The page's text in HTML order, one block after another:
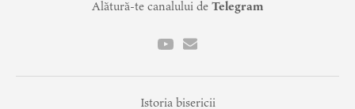
Alătură-te canalului deTelegram
Istoria bisericii